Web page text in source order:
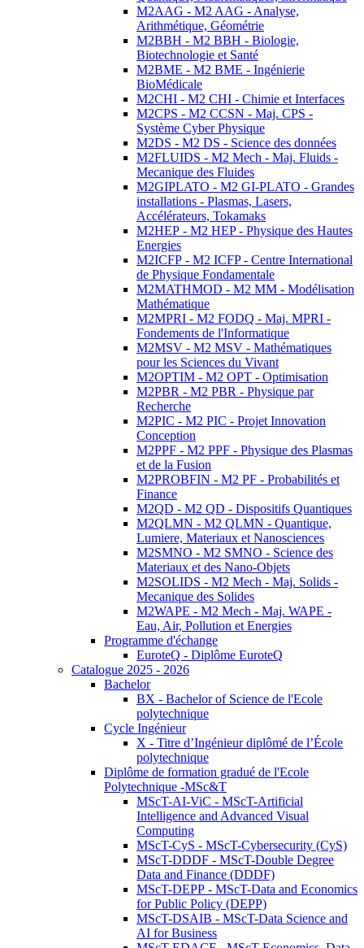
M2AAG - M2 AAG - Analyse,
Arithmétique, Géométrie
M2BBH - M2 BBH - Biologie,
Biotechnologie et Santé
M2BME - M2 BME - Ingénierie
BioMédicale
M2CHI - M2 CHI - Chimie et Interfaces
M2CPS - M2 CCSN - Maj. CPS -
Système Cyber Physique
M2DS - M2 DS - Science des données
M2FLUIDS - M2 Mech - Maj. Fluids -
Mecanique des Fluides
M2GIPLATO - M2 GI-PLATO - Grandes
installations - Plasmas, Lasers,
Accélérateurs, Tokamaks
M2HEP - M2 HEP - Physique des Hautes
Energies
M2ICFP - M2 ICFP - Centre International
de Physique Fondamentale
M2MATHMOD - M2 MM - Modélisation
Mathématique
M2MPRI - M2 FODQ - Maj. MPRI -
Fondements de l'Informatique
M2MSV - M2 MSV - Mathématiques
pour les Sciences du Vivant
M2OPTIM - M2 OPT - Optimisation
M2PBR - M2 PBR - Physique par
Recherche
M2PIC - M2 PIC - Projet Innovation
Conception
M2PPF - M2 PPF - Physique des Plasmas
et de la Fusion
M2PROBFIN - M2 PF - Probabilités et
Finance
M2QD - M2 QD - Dispositifs Quantiques
M2QLMN - M2 QLMN - Quantique,
Lumiere, Materiaux et Nanosciences
M2SMNO - M2 SMNO - Science des
Materiaux et des Nano-Objets
M2SOLIDS - M2 Mech - Maj. Solids -
Mecanique des Solides
M2WAPE - M2 Mech - Maj. WAPE -
Eau, Air, Pollution et Energies
Programme d'échange
EuroteQ - Diplôme EuroteQ
Catalogue 2025 - 2026
Bachelor
BX - Bachelor of Science de l'Ecole
polytechnique
Cycle Ingénieur
X - Titre d’Ingénieur diplômé de l’École
polytechnique
Diplôme de formation gradué de l'Ecole
Polytechnique -MSc&T
MScT-AI-ViC - MScT-Artificial
Intelligence and Advanced Visual
Computing
MScT-CyS - MScT-Cybersecurity (CyS)
MScT-DDDF - MScT-Double Degree
Data and Finance (DDDF)
MScT-DEPP - MScT-Data and Economics
for Public Policy (DEPP)
MScT-DSAIB - MScT-Data Science and
AI for Business